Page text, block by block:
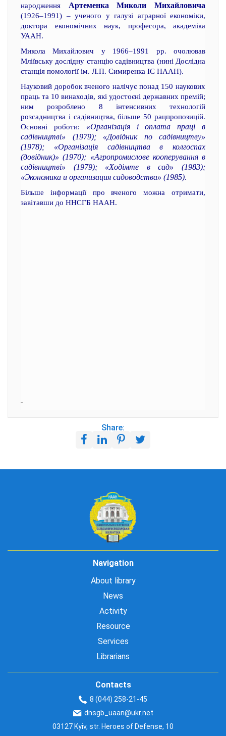
народження Артеменка Миколи Михайловича
(1926–1991) – ученого у галузі аграрної економіки,
доктора економічних наук, професора, академіка
УААН.
Микола Михайлович у 1966–1991 рр. очолював
Мліївську дослідну станцію садівництва (нині Дослідна
станція помології ім. Л.П. Симиренка ІС НААН).
Науковий доробок вченого налічує понад 150 наукових
праць та 10 винаходів, які удостоєні державних премій;
ним розроблено 8 інтенсивних технологій
розсадництва і садівництва, більше 50 рацпропозицій.
Основні роботи: «Організація і оплата праці в
садівництві» (1979); «Довідник по садівництву»
(1978); «Організація садівництва в колгоспах
(довідник)» (1970); «Агропромислове кооперування в
садівництві» (1979); «Ходімте в сад» (1983);
«Экономика и организация садоводства» (1985).
Більше інформації про вченого можна отримати,
завітавши до ННСГБ НААН.
Share:
Navigation
About library
News
Activity
Resource
Services
Librarians
Contacts
8 (044) 258-21-45
dnsgb_uaan@ukr.net
03127 Kyiv, str. Heroes of Defense, 10